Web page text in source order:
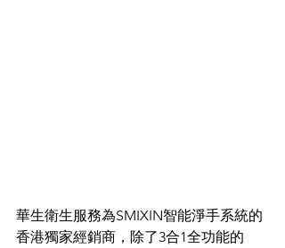
華生衛生服務為SMIXIN智能淨手系統的
香港獨家經銷商，除了3合1全功能的